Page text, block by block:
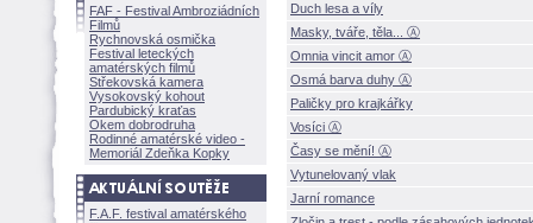
FAF - Festival Ambroziádních
Filmů
Rychnovská osmička
Festival leteckých
amatérských filmů
Střekovská kamera
Vysokovský kohout
Pardubický kraťas
Okem dobrodruha
Rodinné amatérské video -
Memoriál Zdeňka Kopky
F.A.F. festival amatérského
Duch lesa a víly
Masky, tváře, těla... Ⓐ
Omnia vincit amor Ⓐ
Osmá barva duhy Ⓐ
Paličky pro krajkářky
Vosíci Ⓐ
Časy se mění! Ⓐ
Vytunelovaný vlak
Jarní romance